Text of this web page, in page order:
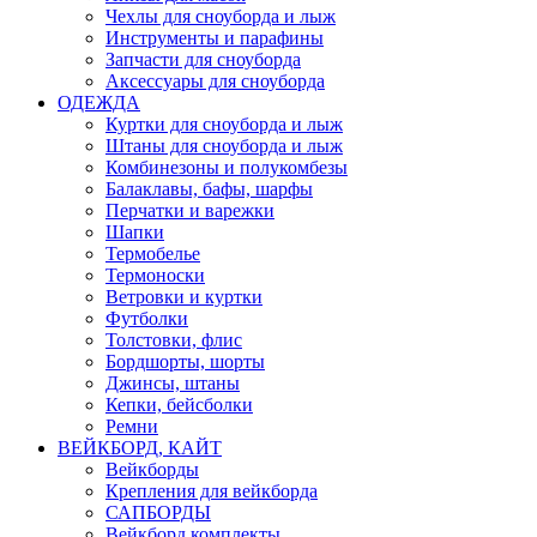
Чехлы для сноуборда и лыж
Инструменты и парафины
Запчасти для сноуборда
Аксессуары для сноуборда
ОДЕЖДА
Куртки для сноуборда и лыж
Штаны для сноуборда и лыж
Комбинезоны и полукомбезы
Балаклавы, бафы, шарфы
Перчатки и варежки
Шапки
Термобелье
Термоноски
Ветровки и куртки
Футболки
Толстовки, флис
Бордшорты, шорты
Джинсы, штаны
Кепки, бейсболки
Ремни
ВЕЙКБОРД, КАЙТ
Вейкборды
Крепления для вейкборда
САПБОРДЫ